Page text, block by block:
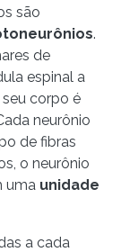
são
.
de
espinal a
corpo é
neurônio
de fibras
o neurônio
uma unidade
a cada